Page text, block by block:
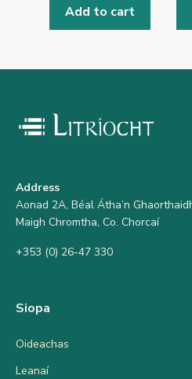
Add to cart
Address
Aonad 2A, Béal Átha’n
Maigh Chromtha, Co. Chorcaí
+353 (0) 26-47 330
Siopa
Oideachas
Leanaí